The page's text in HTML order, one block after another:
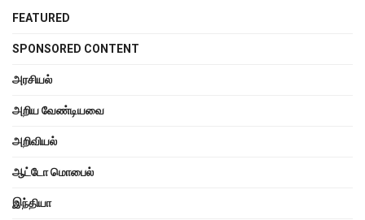
FEATURED
SPONSORED CONTENT
அரசியல்
அறிய வேண்டியவை
அறிவியல்
ஆட்டோ மொபைல்
இந்தியா